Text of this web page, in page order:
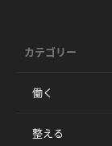
カテゴリー
働く
整える